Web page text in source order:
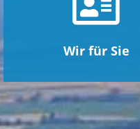
Wir für Sie